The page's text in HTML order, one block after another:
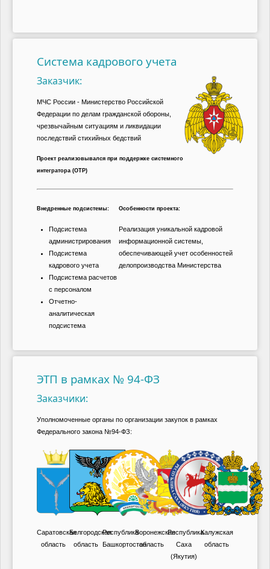
Система кадрового учета
Заказчик:
МЧС России - Министерство Российской
Федерации по делам гражданской обороны,
чрезвычайным ситуациям и ликвидации
последствий стихийных бедствий
Проект реализовывался при поддержке системного
интегратора (ОТР)
Внедренные подсистемы:
Подсистема
администрирования
Подсистема
кадрового учета
Подсистема расчетов
с персоналом
Отчетно-
аналитическая
подсистема
Особенности проекта:
Реализация уникальной кадровой
информационной системы,
обеспечивающей учет особенностей
делопроизводства Министерства
ЭТП в рамках № 94-ФЗ
Заказчики:
Уполномоченные органы по организации закупок в рамках
Федерального закона №94-ФЗ:
Саратовская
область
Белгородская
область
Республика
Башкортостан
Воронежская
область
Республика
Саха
(Якутия)
Калужская
область